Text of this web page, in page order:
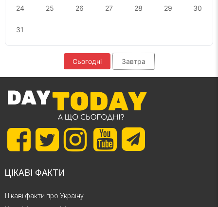
24 25 26 27 28 29 30
31
Сьогодні Завтра
ЦІКАВІ ФАКТИ
Цікаві факти про Україну